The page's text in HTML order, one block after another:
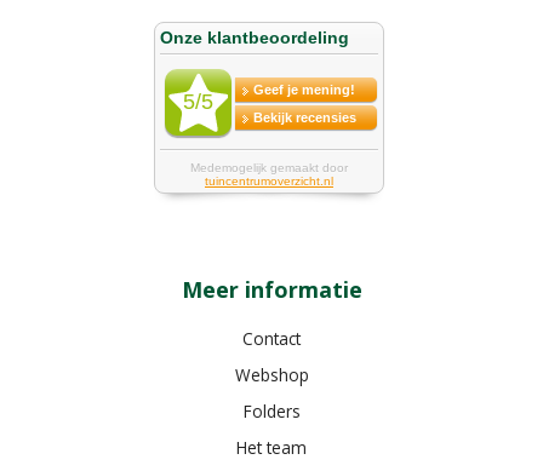
Meer informatie
Contact
Webshop
Folders
Het team